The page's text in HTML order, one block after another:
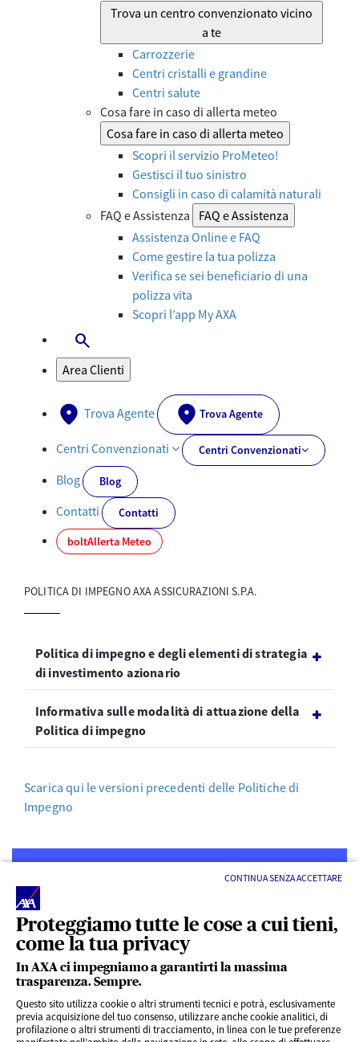
Proteggiamo tutte le cose a cui tieni,
come la tua privacy
In AXA ci impegniamo a garantirti la massima
trasparenza. Sempre.
Questo sito utilizza cookie o altri strumenti tecnici e potrà, esclusivamente
previa acquisizione del tuo consenso, utilizzare anche cookie analitici, di
profilazione o altri strumenti di tracciamento, in linea con le tue preferenze
CONTINUA SENZA ACCETTARE
Trova un centro convenzionato vicino
a te
Carrozzerie
Centri cristalli e grandine
Centri salute
Cosa fare in caso di allerta meteo
Cosa fare in caso di allerta meteo
Scopri il servizio ProMeteo!
Gestisci il tuo sinistro
Consigli in caso di calamità naturali
FAQ e Assistenza
FAQ e Assistenza
Assistenza Online e FAQ
Come gestire la tua polizza
Verifica se sei beneficiario di una
polizza vita
Scopri l’app My AXA
searchApri-Chiudi Barra di ricerca
Area Clienti
Trova Agente Trova Agente
Centri Convenzionati Centri Convenzionati
Blog Blog
Contatti
Contatti
boltAllerta Meteo
POLITICA DI IMPEGNO AXA ASSICURAZIONI S.P.A.
Politica di impegno e degli elementi di strategia
di investimento azionario
Informativa sulle modalità di attuazione della
Politica di impegno
Scarica qui le versioni precedenti delle Politiche di
Impegno
LINK UTILI
ACCESSO VELOCE
SERVIZI AL CLIENTE